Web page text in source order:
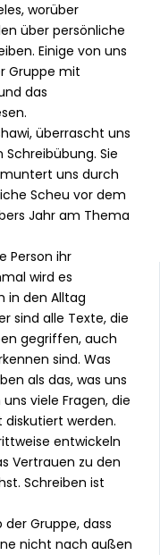
worüber
über persönliche
Einige von uns
Gruppe mit
das
überrascht uns
Sie
uns durch
Scheu vor dem
Jahr am Thema
Person ihr
wird es
in den Alltag
sind alle Texte, die
gegriffen, auch
sind. Was
als das, was uns
viele Fragen, die
werden.
entwickeln
Vertrauen zu den
Schreiben ist
Gruppe, dass
nicht nach außen